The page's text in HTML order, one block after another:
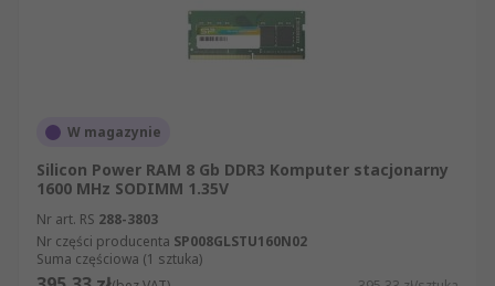
W magazynie
Silicon Power RAM 8 Gb DDR3 Komputer stacjonarny
1600 MHz SODIMM 1.35V
Nr art. RS 288-3803
Nr części producenta SP008GLSTU160N02
Suma częściowa (1 sztuka)